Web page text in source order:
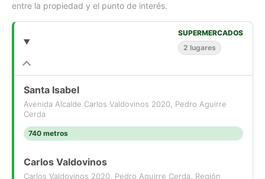
Gastos comunes: $90.000 aprox.
A solo pasos de:
Oficinas corporativas, supermercados, bancos, cafés y
Colegios y centros de salud
Estás buscando calidad de vida, seguridad y ubicación
Contáctanos hoy mismo para agendar una visita.
entre la propiedad y el punto de interés.
SUPERMERCADOS
2 lugares
Santa Isabel
Avenida Alcalde Carlos Valdovinos 2020, Pedro Aguirre
Cerda
740 metros
Carlos Valdovinos
Carlos Valdovinos 2020, Pedro Aguirre Cerda, Región